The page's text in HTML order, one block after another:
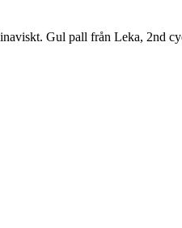
Gul pall från Leka, 2nd